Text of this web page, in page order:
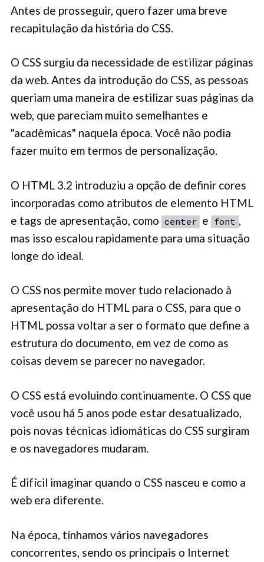
Antes de prosseguir, quero fazer uma breve
recapitulação da história do CSS.
O CSS surgiu da necessidade de estilizar páginas
da web. Antes da introdução do CSS, as pessoas
queriam uma maneira de estilizar suas páginas da
web, que pareciam muito semelhantes e
"acadêmicas" naquela época. Você não podia
fazer muito em termos de personalização.
O HTML 3.2 introduziu a opção de definir cores
incorporadas como atributos de elemento HTML
e tags de apresentação, como center e font ,
mas isso escalou rapidamente para uma situação
longe do ideal.
O CSS nos permite mover tudo relacionado à
apresentação do HTML para o CSS, para que o
HTML possa voltar a ser o formato que define a
estrutura do documento, em vez de como as
coisas devem se parecer no navegador.
O CSS está evoluindo continuamente. O CSS que
você usou há 5 anos pode estar desatualizado,
pois novas técnicas idiomáticas do CSS surgiram
e os navegadores mudaram.
É difícil imaginar quando o CSS nasceu e como a
web era diferente.
Na época, tínhamos vários navegadores
concorrentes, sendo os principais o Internet